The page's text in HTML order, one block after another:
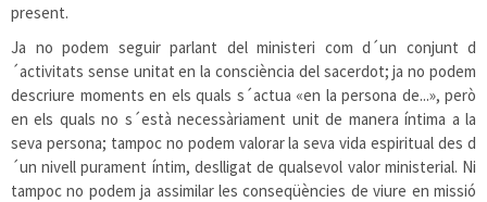
present.
Ja no podem seguir parlant del ministeri com d´un conjunt d
´activitats sense unitat en la consciència del sacerdot; ja no podem
descriure moments en els quals s´actua «en la persona de...», però
en els quals no s´està necessàriament unit de manera íntima a la
seva persona; tampoc no podem valorar la seva vida espiritual des d
´un nivell purament íntim, deslligat de qualsevol valor ministerial. Ni
tampoc no podem ja assimilar les conseqüències de viure en missió